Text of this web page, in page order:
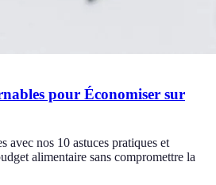
pour Économiser sur
avec nos 10 astuces pratiques et
alimentaire sans compromettre la